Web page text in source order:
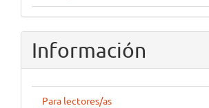
Información
Para lectores/as